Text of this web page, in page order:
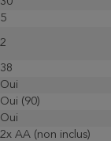
5
2
38
Oui
Oui (90)
Oui
2x AA (non inclus)